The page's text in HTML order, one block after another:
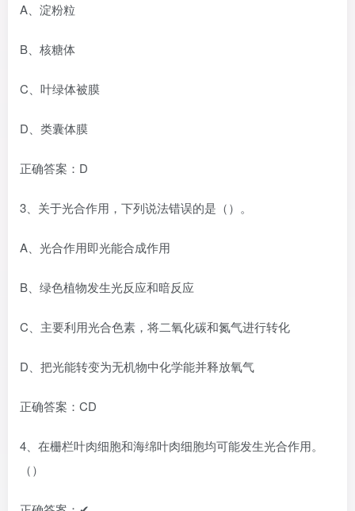
A、淀粉粒
B、核糖体
C、叶绿体被膜
D、类囊体膜
正确答案：D
3、关于光合作用，下列说法错误的是（）。
A、光合作用即光能合成作用
B、绿色植物发生光反应和暗反应
C、主要利用光合色素，将二氧化碳和氮气进行转化
D、把光能转变为无机物中化学能并释放氧气
正确答案：CD
4、在栅栏叶肉细胞和海绵叶肉细胞均可能发生光合作用。
（）